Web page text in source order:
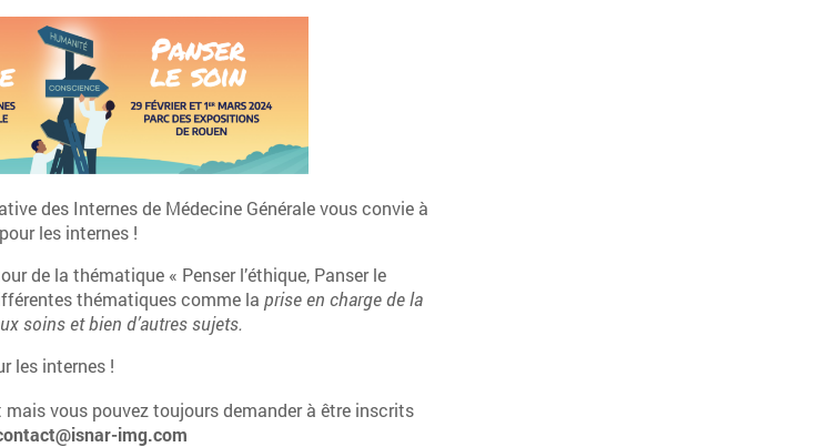
des Internes de Médecine Générale vous convie à
les internes !
de la thématique « Penser l’éthique, Panser le
thématiques comme laprise en charge de la
soins et bien d’autres sujets.
les internes !
vous pouvez toujours demander à être inscrits
img.com